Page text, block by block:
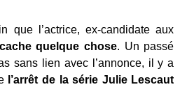
que l’actrice, ex-candidate aux
cache quelque chose. Un passé
sans lien avec l’annonce, il y a
l’arrêt de la série Julie Lescaut